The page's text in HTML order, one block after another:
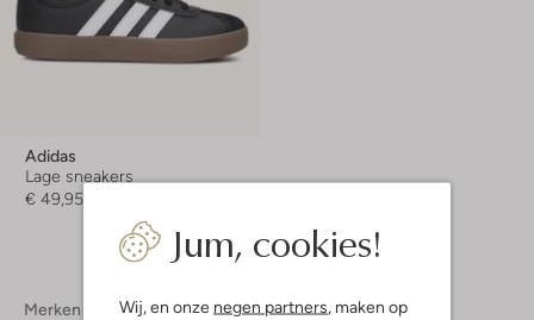
Jum, cookies!
Wij, en onze negen partners , maken op
Adidas
Lage sneakers
€ 49,95
Merken Adidas